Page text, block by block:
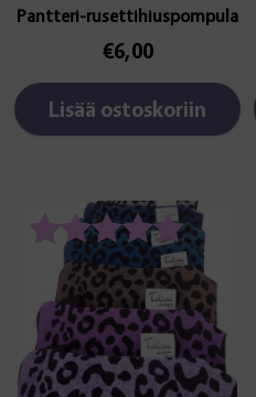
Pantteri-rusettihiuspompula
€6,00
Lisää ostoskoriin
Arvostelu
tuotteesta:
5.00
/ 5
Tällä
tuotteella
on
useampi
muunnelma.
Voit
tehdä
valinnat